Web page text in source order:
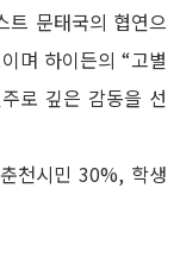
트 문태국의 협연으
며 하이든의 “고별
로 깊은 감동을 선
천시민 30%, 학생